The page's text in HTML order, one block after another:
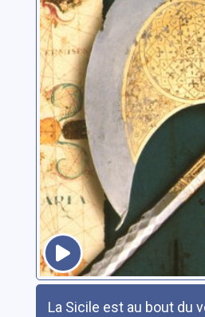
La Sicile est au bout du